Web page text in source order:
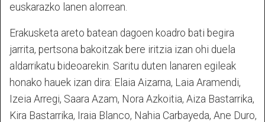
euskarazko lanen alorrean.
Erakusketa areto batean dagoen koadro bati begira
jarrita, pertsona bakoitzak bere iritzia izan ohi duela
aldarrikatu bideoarekin. Saritu duten lanaren egileak
honako hauek izan dira: Elaia Aizarna, Laia Aramendi,
Izeia Arregi, Saara Azam, Nora Azkoitia, Aiza Bastarrika,
Kira Bastarrika, Iraia Blanco, Nahia Carbayeda, Ane Duro,